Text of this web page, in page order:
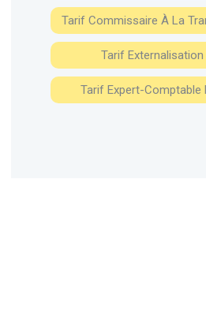
Tarif Commissaire À La
Tarif Externalisation
Tarif Expert-Comptable